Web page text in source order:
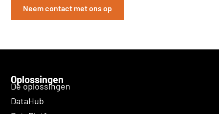
Neem contact met ons op
Oplossingen
De oplossingen
DataHub